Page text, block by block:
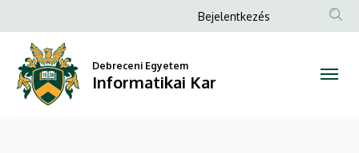
Szakmai
Napok,
2018
a
tartalomra
Anonim
menüje
Bejelentkezés
Debreceni Egyetem
Informatikai Kar